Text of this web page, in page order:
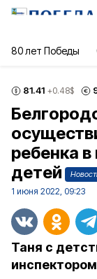
80 лет Победы
81.41 +0.48$
ребенка
детей
1 июня 2022, 09:23
Таня с